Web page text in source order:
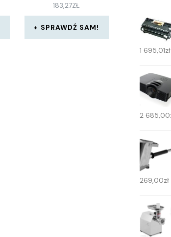
183,27ZŁ
SPRAWDŹ SAM!
1 695,01zł
2 685,00
269,00zł